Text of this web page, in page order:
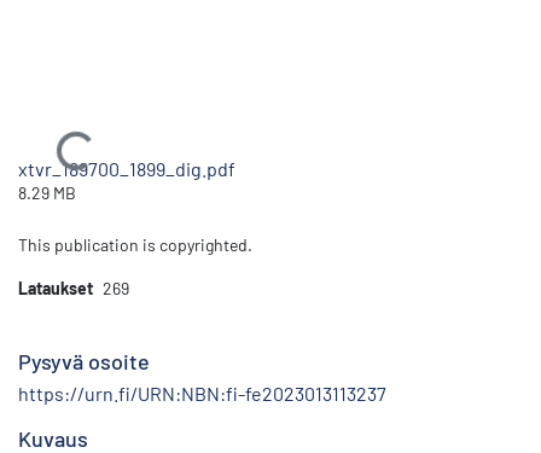
Ladataan...
xtvr_189700_1899_dig.pdf
8.29 MB
This publication is copyrighted.
Lataukset 269
Pysyvä osoite
https://urn.fi/URN:NBN:fi-fe2023013113237
Kuvaus